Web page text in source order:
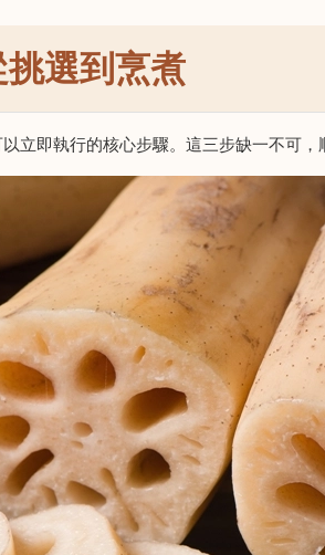
選到烹煮
立即執行的核心步驟。這三步缺一不可，